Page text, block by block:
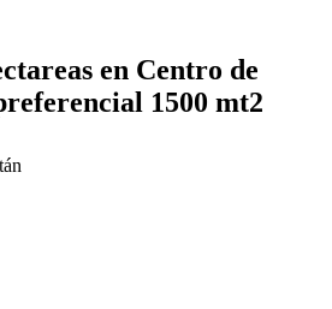
en Centro de
1500 mt2